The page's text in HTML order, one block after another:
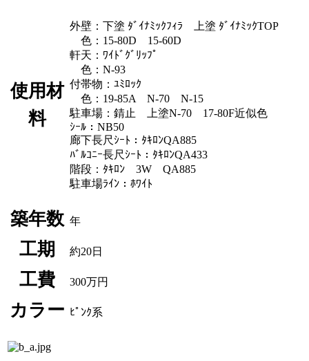
使用材
料
外壁：下塗 ﾀﾞｲﾅﾐｯｸﾌｨﾗ 上塗 ﾀﾞｲﾅﾐｯｸTOP
色：15-80D 15-60D
軒天：ﾜｲﾄﾞｸﾞﾘｯﾌﾟ
色：N-93
付帯物：ﾕﾐﾛｯｸ
色：19-85A N-70 N-15
駐車場：錆止 上塗N-70 17-80F近似色
ｼｰﾙ：NB50
廊下長尺ｼｰﾄ：ﾀｷﾛﾝQA885
ﾊﾞﾙｺﾆｰ長尺ｼｰﾄ：ﾀｷﾛﾝQA433
階段：ﾀｷﾛﾝ 3W QA885
駐車場ﾗｲﾝ：ﾎﾜｲﾄ
築年数 年
工期 約20日
工費 300万円
カラー ﾋﾟﾝｸ系